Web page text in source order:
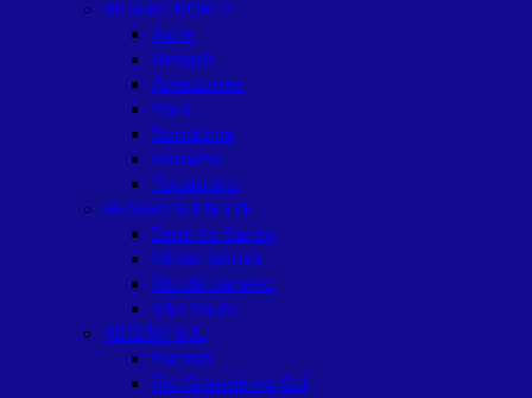
REGIÃO NORTE
Acre
Amapá
Amazonas
Pará
Rondônia
Roraima
Tocantins
REGIÃO SUDESTE
Espírito Santo
Minas Gerais
Rio de Janeiro
São Paulo
REGIÃO SUL
Paraná
Rio Grande do Sul